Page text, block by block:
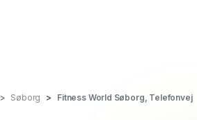
Søborg Fitness World Søborg, Telefonvej